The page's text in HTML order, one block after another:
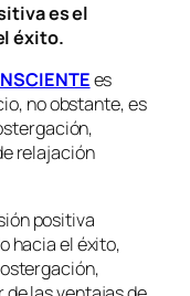
es el
éxito.
es
no obstante, es
relajación
positiva
hacia el éxito,